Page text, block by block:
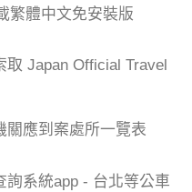
繁體中文免安裝版
取 Japan Official Travel
關應到案處所一覽表
詢系統app - 台北等公車